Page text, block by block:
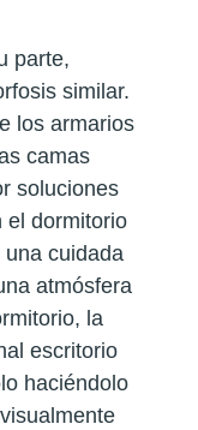
parte,
similar.
los armarios
camas
soluciones
el dormitorio
cuidada
atmósfera
la
escritorio
haciéndolo